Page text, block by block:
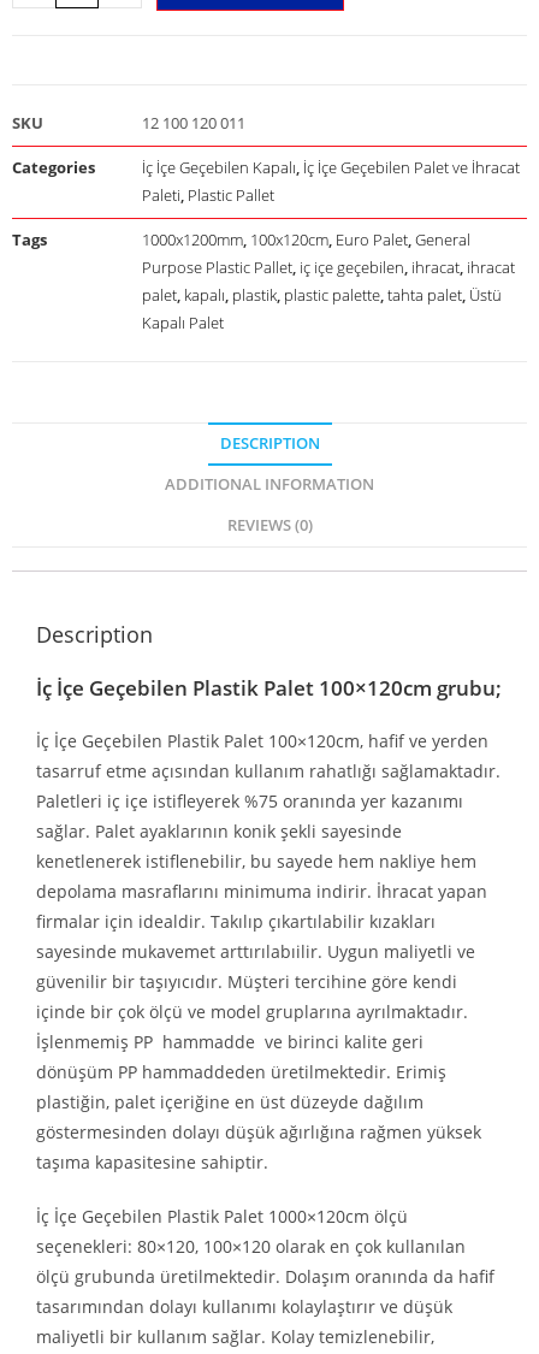
SKU 12 100 120 011
Categories İç İçe Geçebilen Kapalı, İç İçe Geçebilen Palet ve İhracat
Paleti, Plastic Pallet
Tags 1000x1200mm, 100x120cm, Euro Palet,General
Purpose Plastic Pallet, iç içe geçebilen, ihracat, ihracat
palet, kapalı, plastik, plastic palette,tahta palet, Üstü
Kapalı Palet
DESCRIPTION
ADDITIONAL INFORMATION
REVIEWS (0)
Description
İç İçe Geçebilen Plastik Palet 100×120cm grubu;
İç İçe Geçebilen Plastik Palet 100×120cm, hafif ve yerden
tasarruf etme açısından kullanım rahatlığı sağlamaktadır.
Paletleri iç içe istifleyerek %75 oranında yer kazanımı
sağlar. Palet ayaklarının konik şekli sayesinde
kenetlenerek istiflenebilir, bu sayede hem nakliye hem
depolama masraflarını minimuma indirir. İhracat yapan
firmalar için idealdir. Takılıp çıkartılabilir kızakları
sayesinde mukavemet arttırılabıilir. Uygun maliyetli ve
güvenilir bir taşıyıcıdır. Müşteri tercihine göre kendi
içinde bir çok ölçü ve model gruplarına ayrılmaktadır.
İşlenmemiş PP hammadde ve birinci kalite geri
dönüşüm PP hammaddeden üretilmektedir. Erimiş
plastiğin, palet içeriğine en üst düzeyde dağılım
göstermesinden dolayı düşük ağırlığına rağmen yüksek
taşıma kapasitesine sahiptir.
İç İçe Geçebilen Plastik Palet 1000×120cm ölçü
seçenekleri: 80×120, 100×120 olarak en çok kullanılan
ölçü grubunda üretilmektedir. Dolaşım oranında da hafif
tasarımından dolayı kullanımı kolaylaştırır ve düşük
maliyetli bir kullanım sağlar. Kolay temizlenebilir,